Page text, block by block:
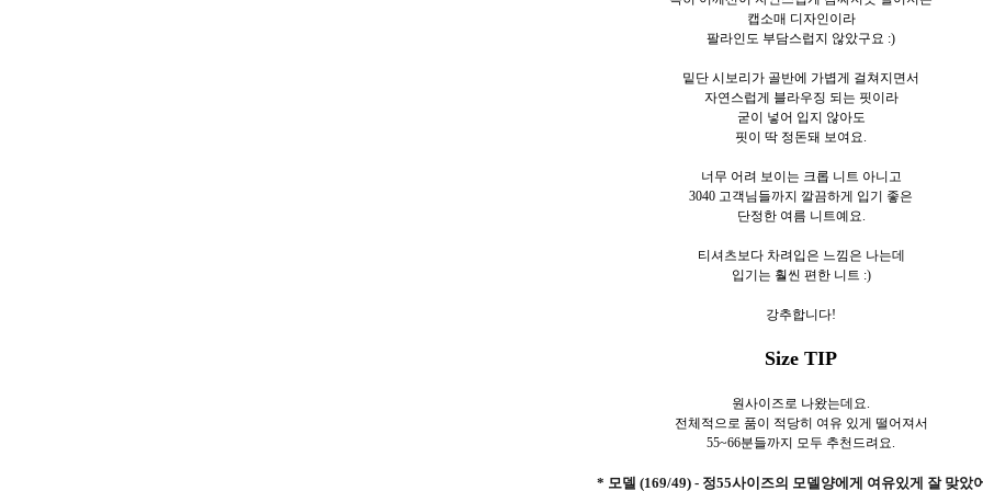
캡소매 디자인이라
팔라인도 부담스럽지 않았구요 :)
밑단 시보리가 골반에 가볍게 걸쳐지면서
자연스럽게 블라우징 되는 핏이라
굳이 넣어 입지 않아도
핏이 딱 정돈돼 보여요.
너무 어려 보이는 크롭 니트 아니고
3040 고객님들까지 깔끔하게 입기 좋은
단정한 여름 니트예요.
티셔츠보다 차려입은 느낌은 나는데
입기는 훨씬 편한 니트 :)
강추합니다!
Size TIP
원사이즈로 나왔는데요.
전체적으로 품이 적당히 여유 있게 떨어져서
55~66분들까지 모두 추천드려요.
* 모델 (169/49) - 정55사이즈의 모델양에게 여유있게 잘 맞았